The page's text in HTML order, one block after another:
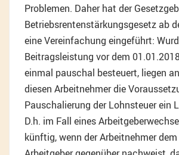
Problemen. Daher hat der
Betriebsrentenstärkungsgesetz ab
eine Vereinfachung eingeführt:
Beitragsleistung vor dem
einmal pauschal besteuert, liegen
diesen Arbeitnehmer die
Pauschalierung der Lohnsteuer ein
D.h. im Fall eines
künftig, wenn der Arbeitnehmer dem